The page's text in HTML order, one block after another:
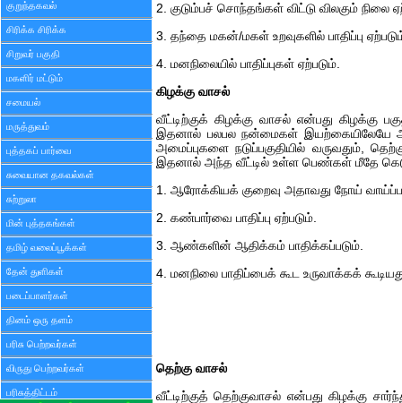
குறுந்தகவல்
சிரிக்க சிரிக்க
சிறுவர் பகுதி
மகளிர் மட்டும்
சமையல்
மருத்துவம்
புத்தகப் பார்வை
சுவையான தகவல்கள்
சுற்றுலா
மின் புத்தகங்கள்
தமிழ் வலைப்பூக்கள்
தேன் துளிகள்
படைப்பாளர்கள்
தினம் ஒரு தளம்
பரிசு பெற்றவர்கள்
விருது பெற்றவர்கள்
பரிசுத்திட்டம்
2. குடும்பச் சொந்தங்கள் விட்டு விலகும் நிலை
3. தந்தை மகன்/மகள் உறவுகளில் பாதிப்பு
4. மனநிலையில் பாதிப்புகள் ஏற்படும்.
கிழக்கு வாசல்
வீட்டிற்குக் கிழக்கு வாசல் என்பது கிழக்கு
இதனால் பலபல நன்மைகள் இயற்கையிலேயே
அமைப்புகளை நடுப்பகுதியில் வருவதும்,
இதனால் அந்த வீட்டில் உள்ள பெண்கள் மீதே
1. ஆரோக்கியக் குறைவு அதாவது நோய்
2. கண்பார்வை பாதிப்பு ஏற்படும்.
3. ஆண்களின் ஆதிக்கம் பாதிக்கப்படும்.
4. மனநிலை பாதிப்பைக் கூட உருவாக்கக்
தெற்கு வாசல்
வீட்டிற்குத் தெற்குவாசல் என்பது கிழக்கு